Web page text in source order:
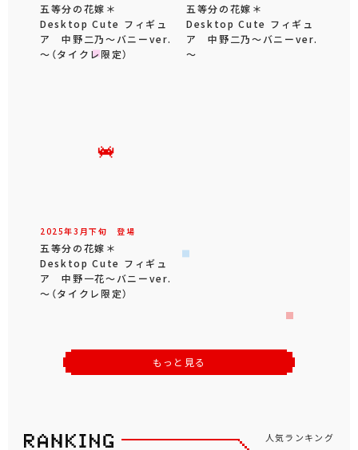
五等分の花嫁＊
Desktop Cute フィギュ
ア 中野二乃～バニーver.
～（タイクレ限定）
五等分の花嫁＊
Desktop Cute フィギュ
ア 中野二乃～バニーver.
～
2025年3 月下旬 登場
五等分の花嫁＊
Desktop Cute フィギュ
ア 中野一花～バニーver.
～（タイクレ限定）
もっと見る
人気ランキング